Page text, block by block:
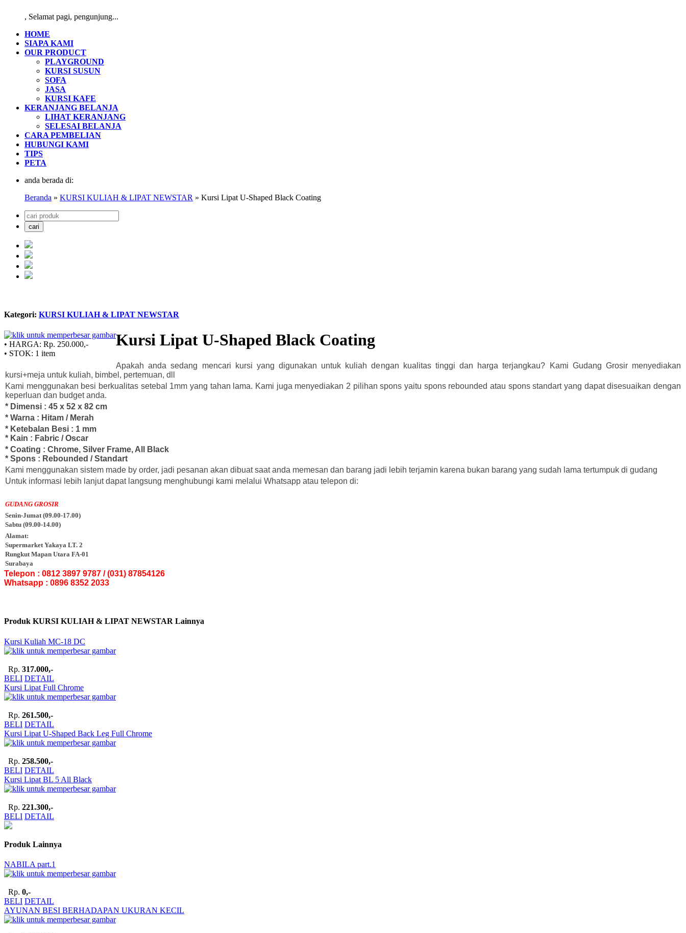
, Selamat pagi, pengunjung...
HOME
SIAPA KAMI
OUR PRODUCT
PLAYGROUND
KURSI SUSUN
SOFA
JASA
KURSI KAFE
KERANJANG BELANJA
LIHAT KERANJANG
SELESAI BELANJA
CARA PEMBELIAN
HUBUNGI KAMI
TIPS
PETA
anda berada di:
Beranda » KURSI KULIAH & LIPAT NEWSTAR » Kursi Lipat U-Shaped Black Coating
Kategori: KURSI KULIAH & LIPAT NEWSTAR
• HARGA: Rp. 250.000,-
• STOK: 1 item
Kursi Lipat U-Shaped Black Coating
Apakah anda sedang mencari kursi yang digunakan untuk kuliah dengan kualitas tinggi dan harga terjangkau? Kami Gudang Grosir menyediakan
kursi+meja untuk kuliah, bimbel, pertemuan, dll
Kami menggunakan besi berkualitas setebal 1mm yang tahan lama. Kami juga menyediakan 2 pilihan spons yaitu spons rebounded atau spons standart yang dapat disesuaikan dengan
keperluan dan budget anda.
* Dimensi : 45 x 52 x 82 cm
* Warna : Hitam / Merah
* Ketebalan Besi : 1 mm
* Kain : Fabric / Oscar
* Coating : Chrome, Silver Frame, All Black
* Spons : Rebounded / Standart
Kami menggunakan sistem made by order, jadi pesanan akan dibuat saat anda memesan dan barang jadi lebih terjamin karena bukan barang yang sudah lama tertumpuk di gudang
Untuk informasi lebih lanjut dapat langsung menghubungi kami melalui Whatsapp atau telepon di:
GUDANG GROSIR
Senin-Jumat (09.00-17.00)
Sabtu (09.00-14.00)
Alamat:
Supermarket Yakaya LT. 2
Rungkut Mapan Utara FA-01
Surabaya
Telepon : 0812 3897 9787 / (031) 87854126
Whatsapp : 0896 8352 2033
Produk KURSI KULIAH & LIPAT NEWSTAR Lainnya
Kursi Kuliah MC-18 DC
Rp. 317.000,-
BELI DETAIL
Kursi Lipat Full Chrome
Rp. 261.500,-
BELI DETAIL
Kursi Lipat U-Shaped Back Leg Full Chrome
Rp. 258.500,-
BELI DETAIL
Kursi Lipat BL 5 All Black
Rp. 221.300,-
BELI DETAIL
Produk Lainnya
NABILA part.1
Rp. 0,-
BELI DETAIL
AYUNAN BESI BERHADAPAN UKURAN KECIL